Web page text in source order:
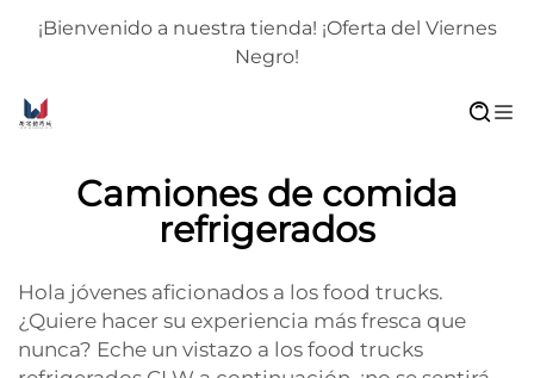
¡Bienvenido a nuestra tienda! ¡Oferta del Viernes
Negro!
Camiones de comida
refrigerados
Hola jóvenes aficionados a los food trucks.
¿Quiere hacer su experiencia más fresca que
nunca? Eche un vistazo a los food trucks